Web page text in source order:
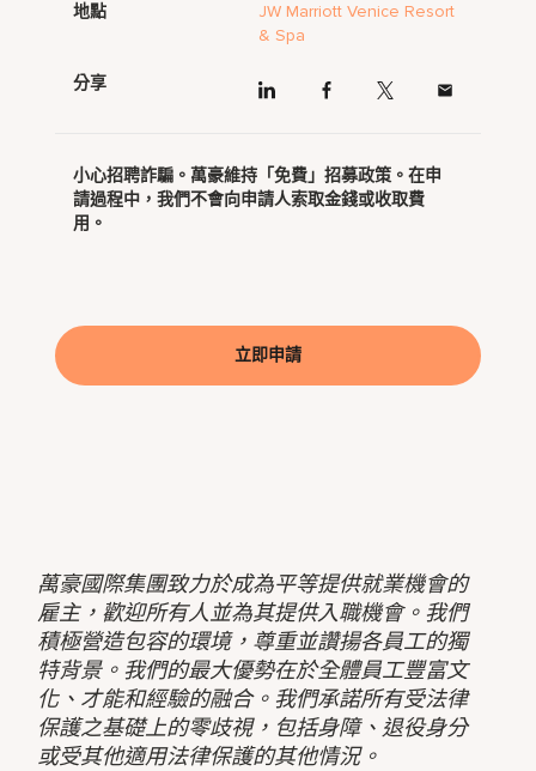
萬豪國際集團致力於成為平等提供就業機會的
雇主，歡迎所有人並為其提供入職機會。我們
積極營造包容的環境，尊重並讚揚各員工的獨
特背景。我們的最大優勢在於全體員工豐富文
化、才能和經驗的融合。我們承諾所有受法律
保護之基礎上的零歧視，包括身障、退役身分
或受其他適用法律保護的其他情況。
地點
JW Marriott Venice Resort
& Spa
分享
小心招聘詐騙。萬豪維持「免費」招募政策。在申
請過程中，我們不會向申請人索取金錢或收取費
用。
立即申請